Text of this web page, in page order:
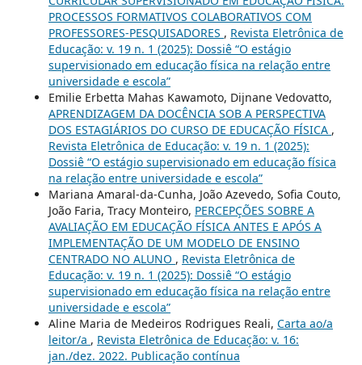
PROCESSOS FORMATIVOS COLABORATIVOS COM
PROFESSORES-PESQUISADORES , Revista Eletrônica de
Educação: v. 19 n. 1 (2025): Dossiê “O estágio
supervisionado em educação física na relação entre
universidade e escola”
Emilie Erbetta Mahas Kawamoto, Dijnane Vedovatto,
APRENDIZAGEM DA DOCÊNCIA SOB A PERSPECTIVA
DOS ESTAGIÁRIOS DO CURSO DE EDUCAÇÃO FÍSICA ,
Revista Eletrônica de Educação: v. 19 n. 1 (2025):
Dossiê “O estágio supervisionado em educação física
na relação entre universidade e escola”
Mariana Amaral-da-Cunha, João Azevedo, Sofia Couto,
João Faria, Tracy Monteiro, PERCEPÇÕES SOBRE A
AVALIAÇÃO EM EDUCAÇÃO FÍSICA ANTES E APÓS A
IMPLEMENTAÇÃO DE UM MODELO DE ENSINO
CENTRADO NO ALUNO , Revista Eletrônica de
Educação: v. 19 n. 1 (2025): Dossiê “O estágio
supervisionado em educação física na relação entre
universidade e escola”
Aline Maria de Medeiros Rodrigues Reali, Carta ao/a
leitor/a , Revista Eletrônica de Educação: v. 16:
jan./dez. 2022. Publicação contínua